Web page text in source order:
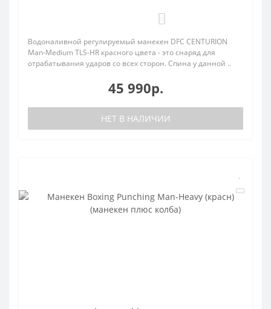
Водоналивной регулируемый манекен DFC CENTURION
Man-Medium TLS-HR красного цвета - это снаряд для
отрабатывания ударов со всех сторон. Спина у данной ..
45 990р.
НЕТ В НАЛИЧИИ